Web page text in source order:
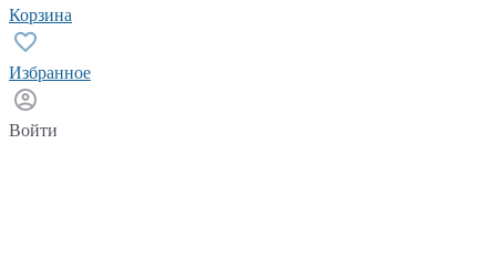
Корзина
Избранное
Войти